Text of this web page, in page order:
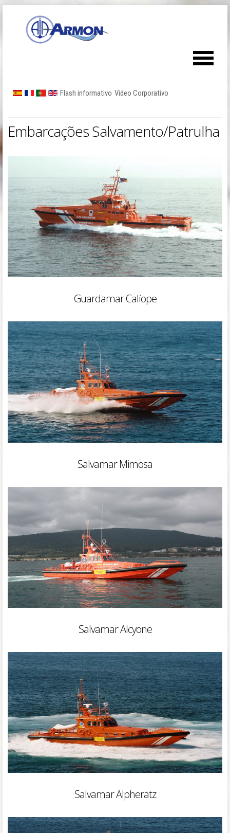
Flash informativo Video Corporativo
Embarcações Salvamento/Patrulha
Guardamar Calíope
Salvamar Mimosa
Salvamar Alcyone
Salvamar Alpheratz